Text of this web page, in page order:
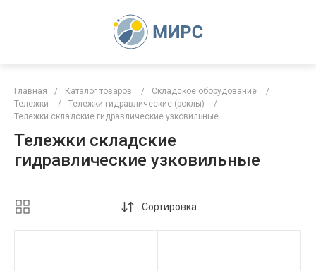
Главная / Каталог товаров / Складское оборудование
/
Тележки
/ Тележки гидравлические (роклы)
/
Тележки складские гидравлические узковильные
Тележки складские
гидравлические узковильные
Сортировка